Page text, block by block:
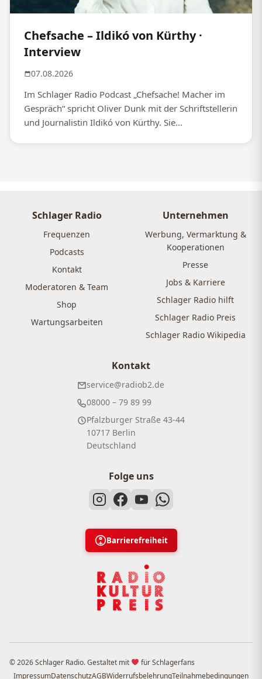
Chefsache – Ildikó von Kürthy ·
Interview
07.08.2026
Im Schlager Radio Podcast „Chefsache! Macher im
Gespräch“ spricht Oliver Dunk mit der Schriftstellerin
und Journalistin Ildikó von Kürthy. Sie...
Schlager Radio
Frequenzen
Podcasts
Kontakt
Moderatoren & Team
Shop
Wartungsarbeiten
Unternehmen
Werbung, Vermarktung &
Kooperationen
Presse
Jobs & Karriere
Schlager Radio hilft
Schlager Radio Preis
Schlager Radio Wikipedia
Kontakt
service@radiob2.de
08000 – 79 89 99
Pfalzburger Straße 43-44
10717 Berlin
Deutschland
Folge uns
Barrierefreiheit
© 2026 Schlager Radio. Gestaltet mit
für Schlagerfans
ImpressumDatenschutzAGBWiderrufsbelehrungTeilnahmebedingungen